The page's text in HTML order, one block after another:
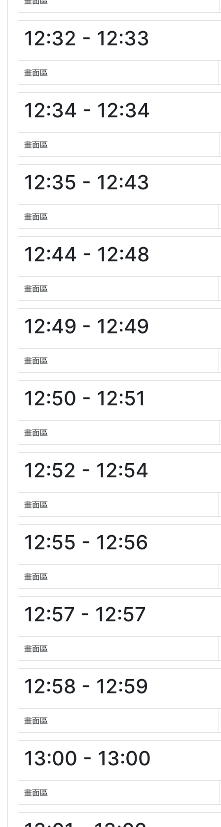
12:32 - 12:33
畫面區
12:34 - 12:34
畫面區
12:35 - 12:43
畫面區
12:44 - 12:48
畫面區
12:49 - 12:49
畫面區
12:50 - 12:51
畫面區
12:52 - 12:54
畫面區
12:55 - 12:56
畫面區
12:57 - 12:57
畫面區
12:58 - 12:59
畫面區
13:00 - 13:00
畫面區